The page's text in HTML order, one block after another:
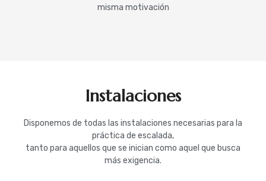
misma motivación
Instalaciones
Disponemos de todas las instalaciones necesarias para la
práctica de escalada,
tanto para aquellos que se inician como aquel que busca
más exigencia.